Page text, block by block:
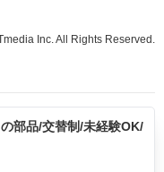
Inc. All Rights Reserved.
部品/交替制/未経験OK/